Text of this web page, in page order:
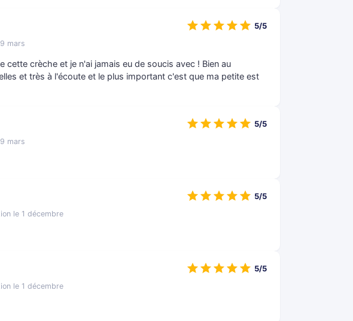
mars
cette crèche et je n'ai jamais eu de soucis avec ! Bien au
et très à l'écoute et le plus important c'est que ma petite est
5/5
mars
5/5
le 1 décembre
5/5
le 1 décembre
5/5